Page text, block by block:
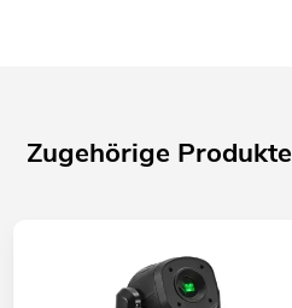
Zugehörige Produkte